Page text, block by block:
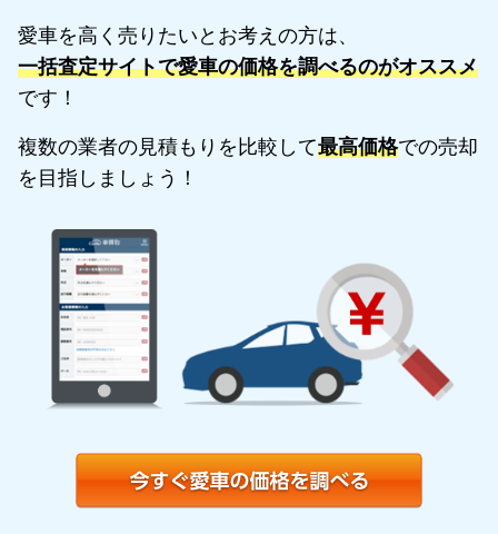
愛車を高く売りたいとお考えの方は、
一括査定サイトで愛車の価格を調べるのがオススメ
です！
複数の業者の見積もりを比較して最高価格での売却
を目指しましょう！